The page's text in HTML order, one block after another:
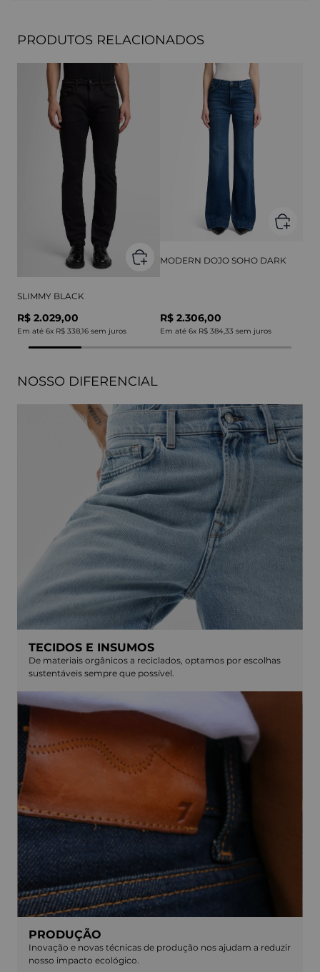
PRODUTOS RELACIONADOS
SLIMMY BLACK
R$ 2.029,00
Em até 6x R$ 338,16 sem juros
MODERN DOJO SOHO DARK
R$ 2.306,00
Em até 6x R$ 384,33 sem juros
NOSSO DIFERENCIAL
TECIDOS E INSUMOS
De materiais orgânicos a reciclados, optamos por escolhas
sustentáveis sempre que possível.
PRODUÇÃO
Inovação e novas técnicas de produção nos ajudam a reduzir
nosso impacto ecológico.